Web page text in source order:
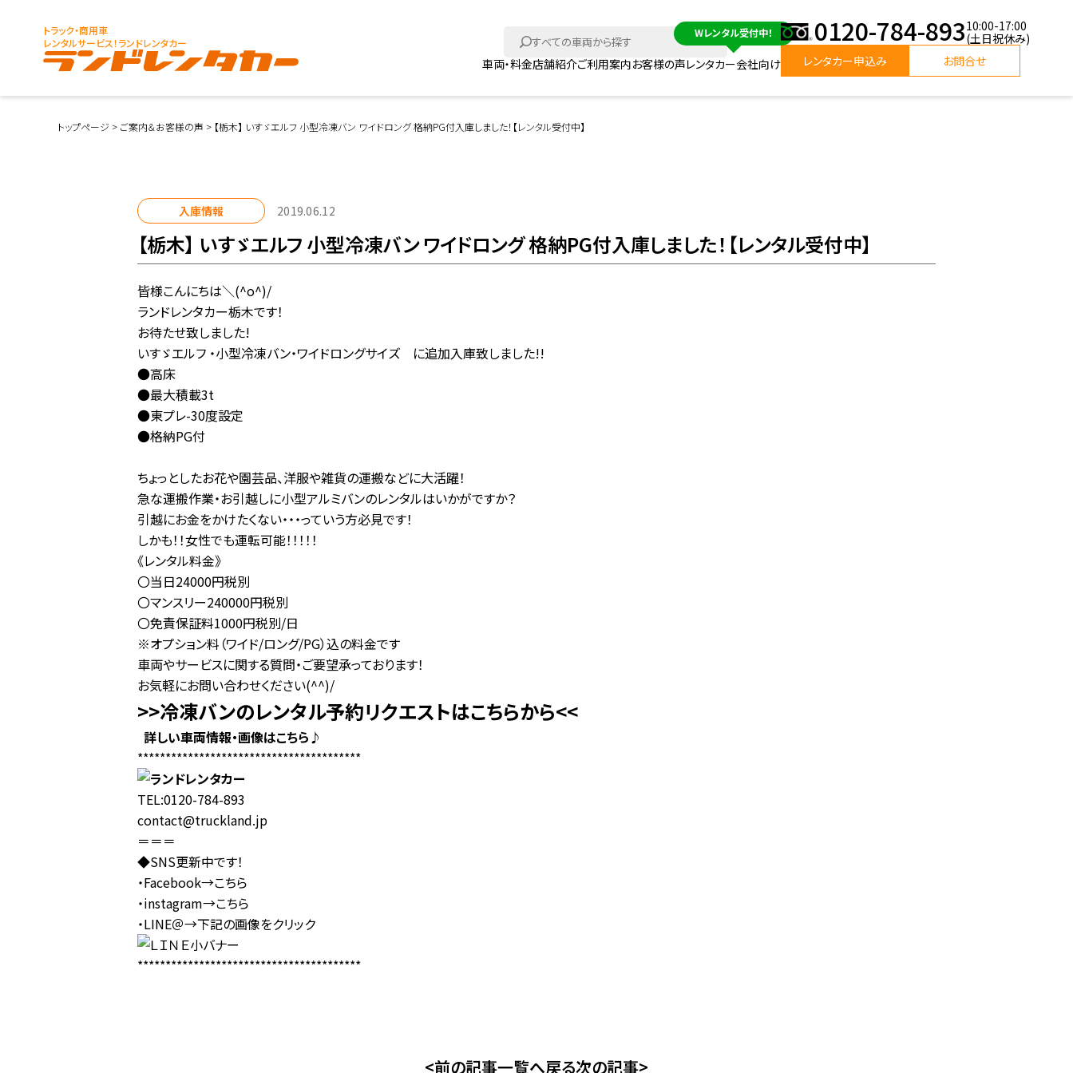
トラック・商用車
レンタルサービス！ランドレンタカー
車両・料金店舗紹介ご利用案内お客様の声レンタカー会社向け
0120-784-89310:00-17:00
(土日祝休み)
レンタカー申込み
お問合せ
トップページ > ご案内＆お客様の声 > 【栃木】 いすゞエルフ 小型冷凍バン ワイドロング 格納PG付入庫しました！【レンタル受付中】
入庫情報 2019.06.12
【栃木】 いすゞエルフ 小型冷凍バン ワイドロング 格納PG付入庫しました！【レンタル受付中】
皆様こんにちは＼(^o^)/
ランドレンタカー栃木です！
お待たせ致しました!
いすゞエルフ ・小型冷凍バン・ワイドロングサイズ に追加入庫致しました!!
●高床
●最大積載3t
●東プレ-30度設定
●格納PG付
ちょっとしたお花や園芸品、洋服や雑貨の運搬などに大活躍！
急な運搬作業・お引越しに小型アルミバンのレンタルはいかがですか？
引越にお金をかけたくない・・・っていう方必見です！
しかも！！女性でも運転可能！！！！！
《レンタル料金》
〇当日24000円税別
〇マンスリー240000円税別
〇免責保証料1000円税別/日
※オプション料（ワイド/ロング/PG）込の料金です
車両やサービスに関する質問・ご要望承っております！
お気軽にお問い合わせください(^^)/
>>冷凍バンのレンタル予約リクエストはこちらから<<
詳しい車両情報・画像はこちら♪
****************************************
TEL:0120-784-893
contact@truckland.jp
＝＝＝
◆SNS更新中です！
・Facebook→こちら
・instagram→こちら
・LINE＠→下記の画像をクリック
****************************************
<前の記事一覧へ戻る次の記事>